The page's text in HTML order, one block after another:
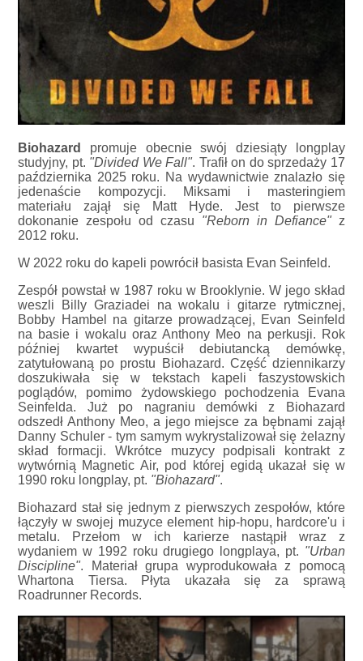
Biohazard
promuje obecnie swój dziesiąty longplay
studyjny, pt. "Divided We Fall". Trafił on do sprzedaży 17
października 2025 roku. Na wydawnictwie znalazło się
jedenaście kompozycji. Miksami i masteringiem
materiału zajął się Matt Hyde. Jest to pierwsze
dokonanie zespołu od czasu "Reborn in Defiance" z
2012 roku.
W 2022 roku do kapeli powrócił basista Evan Seinfeld.
Zespół powstał w 1987 roku w Brooklynie. W jego skład
weszli Billy Graziadei na wokalu i gitarze rytmicznej,
Bobby Hambel na gitarze prowadzącej, Evan Seinfeld
na basie i wokalu oraz Anthony Meo na perkusji. Rok
później kwartet wypuścił debiutancką demówkę,
zatytułowaną po prostu Biohazard. Część dziennikarzy
doszukiwała się w tekstach kapeli faszystowskich
poglądów, pomimo żydowskiego pochodzenia Evana
Seinfelda. Już po nagraniu demówki z Biohazard
odszedł Anthony Meo, a jego miejsce za bębnami zajął
Danny Schuler - tym samym wykrystalizował się żelazny
skład formacji. Wkrótce muzycy podpisali kontrakt z
wytwórnią Magnetic Air, pod której egidą ukazał się w
1990 roku longplay, pt. "Biohazard".
Biohazard stał się jednym z pierwszych zespołów, które
łączyły w swojej muzyce element hip-hopu, hardcore'u i
metalu. Przełom w ich karierze nastąpił wraz z
wydaniem w 1992 roku drugiego longplaya, pt. "Urban
Discipline". Materiał grupa wyprodukowała z pomocą
Whartona Tiersa. Płyta ukazała się za sprawą
Roadrunner Records.